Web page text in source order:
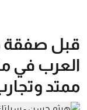
قبل صفقة
العرب في
ممتد